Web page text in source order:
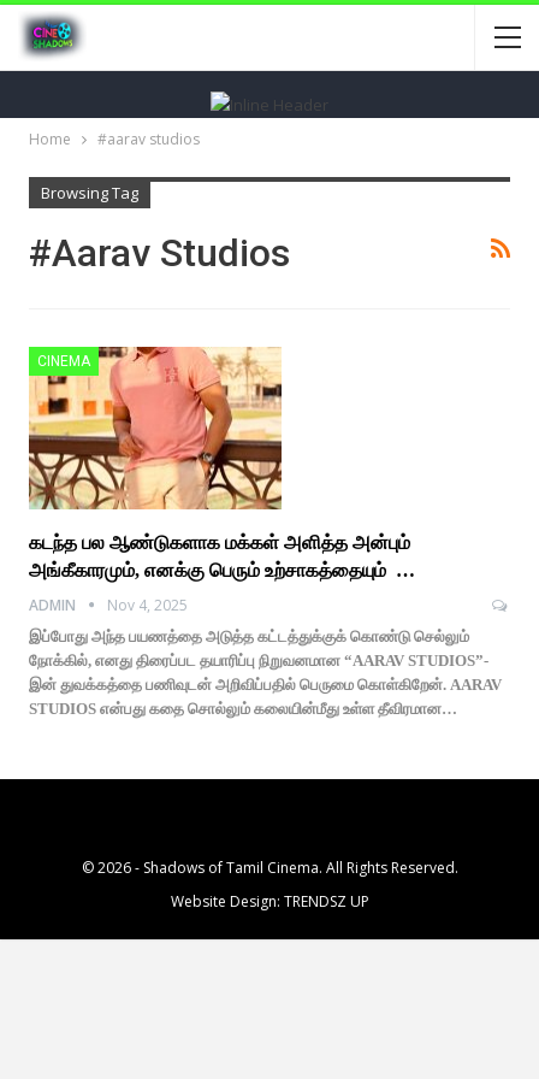
Home #aarav studios
Browsing Tag
#aarav Studios
CINEMA
கடந்த பல ஆண்டுகளாக மக்கள் அளித்த அன்பும்
அங்கீகாரமும், எனக்கு பெரும் உற்சாகத்தையும் …
ADMIN
Nov 4, 2025
இப்போது அந்த பயணத்தை அடுத்த கட்டத்துக்குக் கொண்டு செல்லும்
நோக்கில், எனது திரைப்பட தயாரிப்பு நிறுவனமான “AARAV STUDIOS”-
இன் துவக்கத்தை பணிவுடன் அறிவிப்பதில் பெருமை கொள்கிறேன். AARAV
STUDIOS என்பது கதை சொல்லும் கலையின்மீது உள்ள தீவிரமான…
© 2026 - Shadows of Tamil Cinema. All Rights Reserved.
Website Design: TRENDSZ UP